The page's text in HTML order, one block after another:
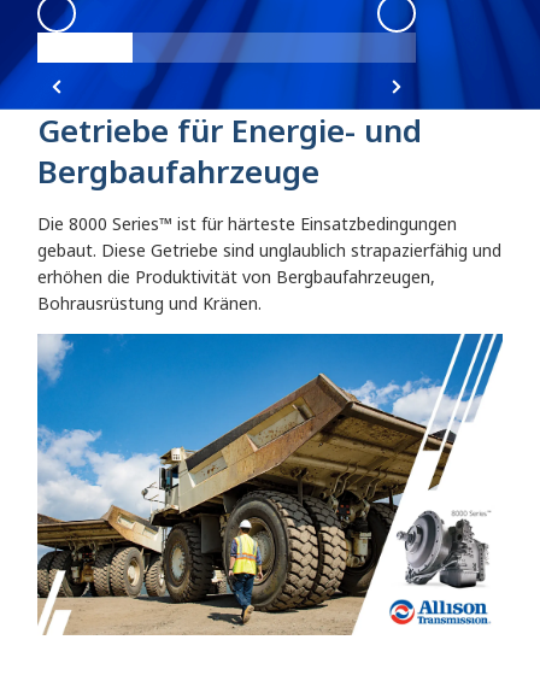
8000 Series 8000 Series Angle 1 8000 Series
Getriebe für Energie- und
Bergbaufahrzeuge
Die 8000 Series™ ist für härteste Einsatzbedingungen
gebaut. Diese Getriebe sind unglaublich strapazierfähig und
erhöhen die Produktivität von Bergbaufahrzeugen,
Bohrausrüstung und Kränen.